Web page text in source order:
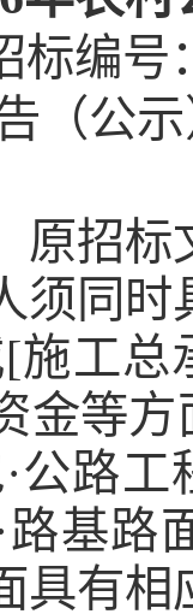
标编号
（公
原招标
须同时
工总
金等
公路工
路基路
具有相